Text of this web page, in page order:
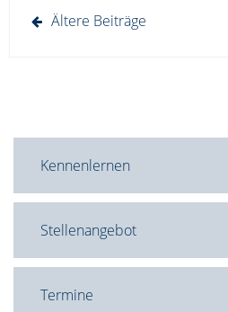
Beitragsnavigation
Ältere Beiträge
Kennenlernen
Stellenangebot
Termine